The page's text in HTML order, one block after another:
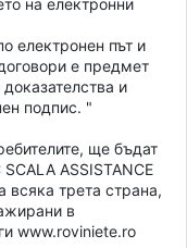
електронен път и
е предмет
и
подпис. "
ще бъдат
ASSISTANCE
всяка трета страна,
в
www.roviniete.ro